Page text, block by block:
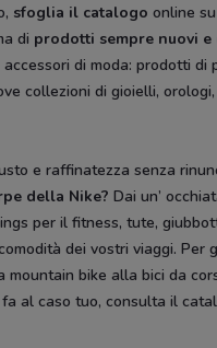
sfoglia il catalogo online
di prodotti sempre nuovi e
di moda: prodotti
collezioni di gioielli,
e raffinatezza senza
della Nike? Dai un’
per il fitness, tute,
dei vostri viaggi.
mountain bike alla bici da
al caso tuo, consulta il